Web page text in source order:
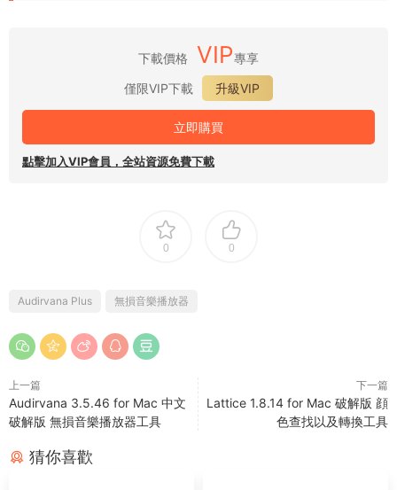
下載價格 VIP專享
僅限VIP下載
升級VIP
立即購買
點擊加入VIP會員，全站資源免費下載
0 0
Audirvana Plus 無損音樂播放器
上一篇
Audirvana 3.5.46 for Mac 中文
破解版 無損音樂播放器工具
下一篇
Lattice 1.8.14 for Mac 破解版 顔
色查找以及轉換工具
猜你喜歡